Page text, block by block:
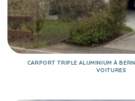
CARPORT TRIPLE ALUMINIUM À
VOITURES